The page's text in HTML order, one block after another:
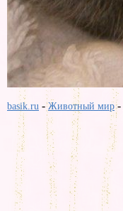
basik.ru -Животный мир-